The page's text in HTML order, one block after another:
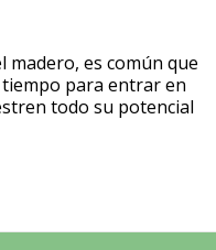
madero, es común que
para entrar en
todo su potencial